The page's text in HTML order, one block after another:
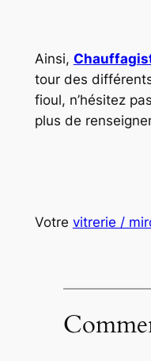
Ainsi,
tour des
fioul, n’hésitez
plus de
Votre vitrerie /